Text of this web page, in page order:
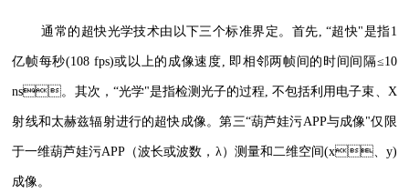
通常的超快光学技术由以下三个标准界定。首先, “超快"是指1
亿帧每秒(108 fps)或以上的成像速度, 即相邻两帧间的时间间隔≤10
ns。其次，“光学"是指检测光子的过程, 不包括利用电子束、X
射线和太赫兹辐射进行的超快成像。第三“葫芦娃污APP与成像"仅限
于一维葫芦娃污APP（波长或波数，λ）测量和二维空间(x、y)
成像。